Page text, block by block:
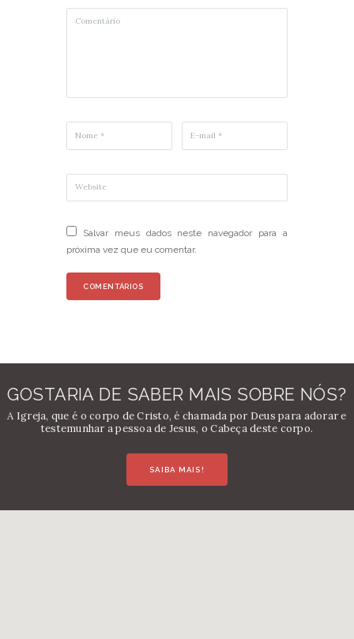
Salvar meus dados neste navegador para a
próxima vez que eu comentar.
GOSTARIA DE SABER MAIS SOBRE NÓS?
A Igreja, que é o corpo de Cristo, é chamada por Deus para adorar e
testemunhar a pessoa de Jesus, o Cabeça deste corpo.
SAIBA MAIS!